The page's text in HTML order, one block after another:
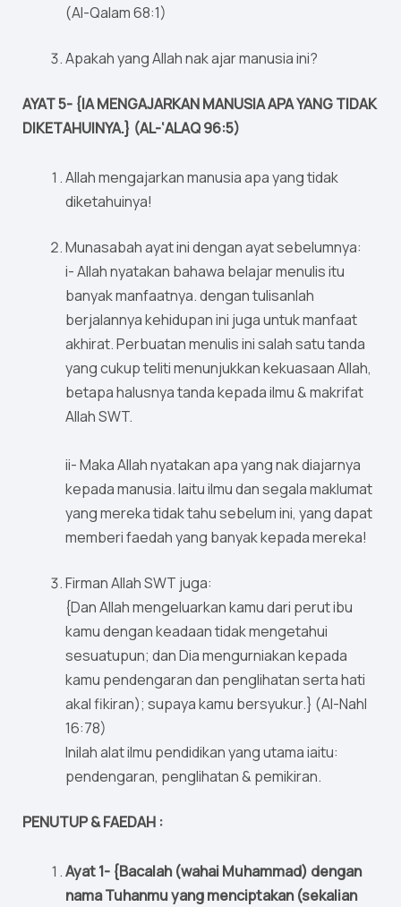
(Al-Qalam 68:1)
Apakah yang Allah nak ajar manusia ini?
AYAT 5- {IA MENGAJARKAN MANUSIA APA YANG TIDAK
DIKETAHUINYA.} (AL-‘ALAQ 96:5)
Allah mengajarkan manusia apa yang tidak
diketahuinya!
Munasabah ayat ini dengan ayat sebelumnya:
i- Allah nyatakan bahawa belajar menulis itu
banyak manfaatnya. dengan tulisanlah
berjalannya kehidupan ini juga untuk manfaat
akhirat. Perbuatan menulis ini salah satu tanda
yang cukup teliti menunjukkan kekuasaan Allah,
betapa halusnya tanda kepada ilmu & makrifat
Allah SWT.
ii- Maka Allah nyatakan apa yang nak diajarnya
kepada manusia. Iaitu ilmu dan segala maklumat
yang mereka tidak tahu sebelum ini, yang dapat
memberi faedah yang banyak kepada mereka!
Firman Allah SWT juga:
{Dan Allah mengeluarkan kamu dari perut ibu
kamu dengan keadaan tidak mengetahui
sesuatupun; dan Dia mengurniakan kepada
kamu pendengaran dan penglihatan serta hati
akal fikiran); supaya kamu bersyukur.} (Al-Nahl
16:78)
Inilah alat ilmu pendidikan yang utama iaitu:
pendengaran, penglihatan & pemikiran.
PENUTUP & FAEDAH :
Ayat 1- {Bacalah (wahai Muhammad) dengan
nama Tuhanmu yang menciptakan (sekalian